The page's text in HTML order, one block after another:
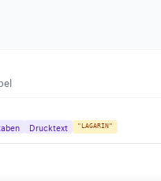
Drucktext "LAGARIN"